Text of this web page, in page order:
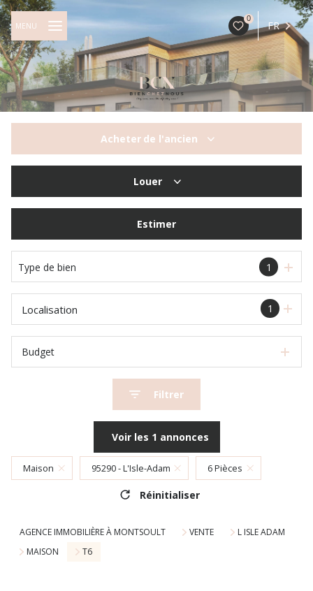
0
FR
MENU
Acheter de l'ancien
Louer
Estimer
Type de bien 1
1
Localisation
Budget
Filtrer
Voir les 1 annonces
Maison 95290 - L'Isle-Adam 6 Pièces
Réinitialiser
AGENCE IMMOBILIÈRE À MONTSOULT VENTE
L ISLE ADAM
MAISON
T6